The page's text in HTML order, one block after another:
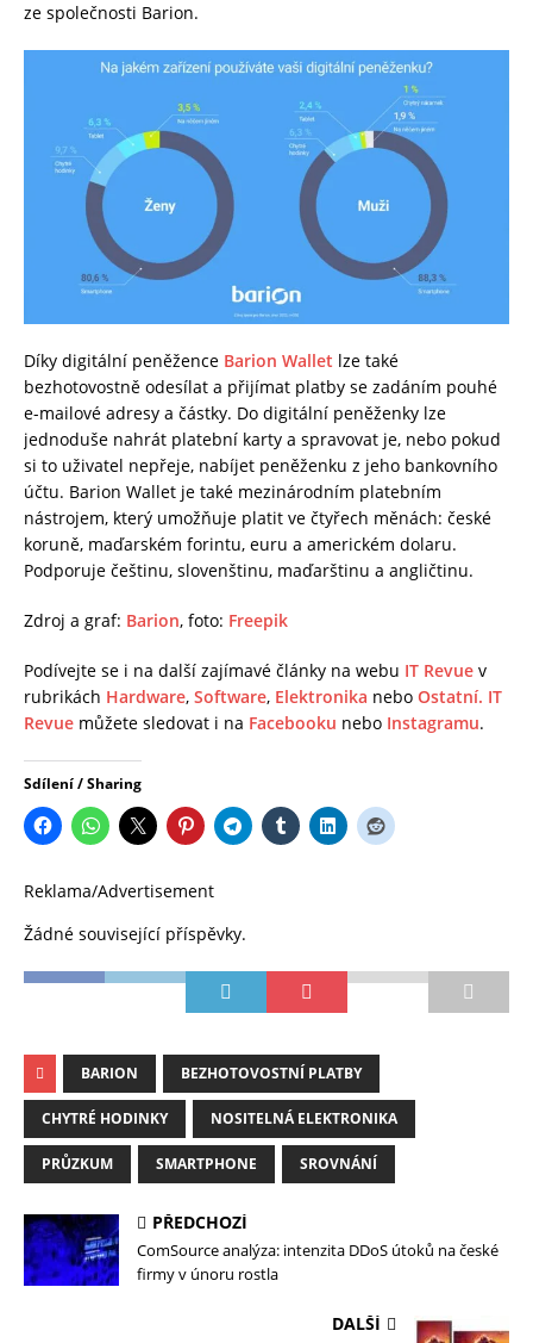
ze společnosti Barion.
Díky digitální peněžence Barion Wallet lze také
bezhotovostně odesílat a přijímat platby se zadáním pouhé
e-mailové adresy a částky. Do digitální peněženky lze
jednoduše nahrát platební karty a spravovat je, nebo pokud
si to uživatel nepřeje, nabíjet peněženku z jeho bankovního
účtu. Barion Wallet je také mezinárodním platebním
nástrojem, který umožňuje platit ve čtyřech měnách: české
koruně, maďarském forintu, euru a americkém dolaru.
Podporuje češtinu, slovenštinu, maďarštinu a angličtinu.
Zdroj a graf: Barion, foto: Freepik
Podívejte se i na další zajímavé články na webu IT Revue v
rubrikách Hardware, Software, Elektronika nebo Ostatní. IT
Revue můžete sledovat i na Facebooku nebo Instagramu.
Sdílení / Sharing
Reklama/Advertisement
Žádné související příspěvky.
BARION BEZHOTOVOSTNÍ PLATBY
CHYTRÉ HODINKY NOSITELNÁ ELEKTRONIKA
PRŮZKUM SMARTPHONE SROVNÁNÍ
PŘEDCHOZÍ
ComSource analýza: intenzita DDoS útoků na české
firmy v únoru rostla
DALŠÍ